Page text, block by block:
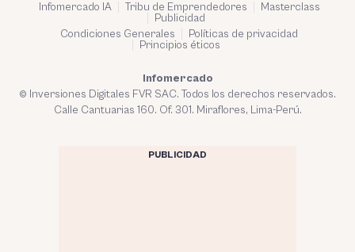
Infomercado IA Tribu de Emprendedores
Masterclass
Publicidad
Condiciones Generales
Políticas de privacidad
Principios éticos
Infomercado
© Inversiones Digitales FVR SAC. Todos los derechos reservados.
Calle Cantuarias 160. Of. 301. Miraflores, Lima-Perú.
PUBLICIDAD